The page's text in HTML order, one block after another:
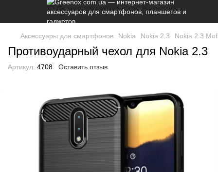
Аксессуары для смартфонов Nokia Nokia 2.3 Nokia 2.3
Противоударный чехол для Nokia 2.3
Артикул: 4708 Оставить отзыв